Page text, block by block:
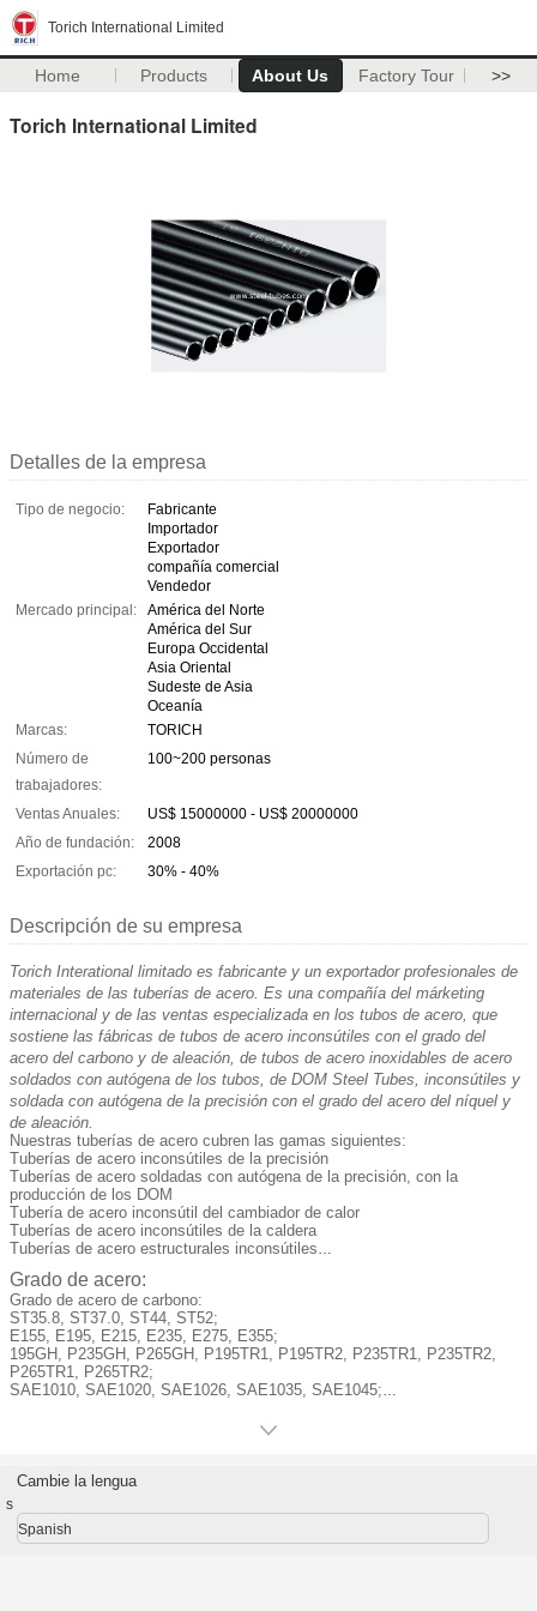
Torich International Limited
Home Products About Us Factory Tour >>
Torich International Limited
Detalles de la empresa
Tipo de negocio:
Fabricante
Importador
Exportador
compañía comercial
Vendedor
Mercado principal:
América del Norte
América del Sur
Europa Occidental
Asia Oriental
Sudeste de Asia
Oceanía
Marcas:
TORICH
Número de
trabajadores:
100~200 personas
Ventas Anuales:
US$ 15000000 - US$ 20000000
Año de fundación:
2008
Exportación pc:
30% - 40%
Descripción de su empresa
Torich Interational limitado es fabricante y un exportador profesionales de
materiales de las tuberías de acero. Es una compañía del márketing
internacional y de las ventas especializada en los tubos de acero, que
sostiene las fábricas de tubos de acero inconsútiles con el grado del
acero del carbono y de aleación, de tubos de acero inoxidables de acero
soldados con autógena de los tubos, de DOM Steel Tubes, inconsútiles y
soldada con autógena de la precisión con el grado del acero del níquel y
de aleación.
Nuestras tuberías de acero cubren las gamas siguientes:
Tuberías de acero inconsútiles de la precisión
Tuberías de acero soldadas con autógena de la precisión, con la
producción de los DOM
Tubería de acero inconsútil del cambiador de calor
Tuberías de acero inconsútiles de la caldera
Tuberías de acero estructurales inconsútiles
Tubos y tubos inconsútiles del acero de aleación
Tubos de acero inoxidables inconsútiles
Tubos de acero inoxidables soldados con autógena
Tubos de acero inoxidables y tubos inconsútiles
Tubos de acero inoxidables y tubos soldados con autógena
Tubos y tubos inconsútiles del acero de carbono
Tubos y tubos del acero de aleación de níquel
Grado de acero:
Grado de acero de carbono:
ST35.8, ST37.0, ST44, ST52;
E155, E195, E215, E235, E275, E355;
195GH, P235GH, P265GH, P195TR1, P195TR2, P235TR1, P235TR2,
P265TR1, P265TR2;
SAE1010, SAE1020, SAE1026, SAE1035, SAE1045;
T2, T5, T9, T11, T12, T17, T21, T22, T91, T92, 15Mo3,16Mo3, 13CrMo44;
SAE4130, SAE4140, 40Cr, 40Cr4, 10CrMo910, 12CrMo910, 11CrMo910,
25CrMo4, 35CrMo, 35CrMo4, 42CrMo4, 34CrMo4, 20MnV,
20MnV6,20CrMn;
Cambie la lengua
s
Spanish